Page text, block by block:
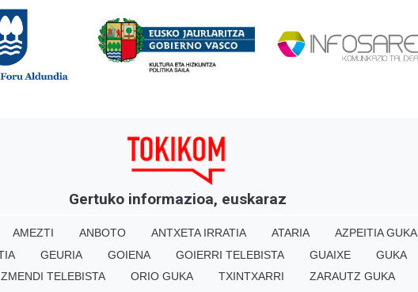
Gertuko informazioa, euskaraz
AMEZTI ANBOTO ANTXETA IRRATIA ATARIA AZPEITIA GUKA
GEURIA GOIENA GOIERRI TELEBISTA GUAIXE GUKA
TELEBISTA ORIO GUKA TXINTXARRI ZARAUTZ GUKA